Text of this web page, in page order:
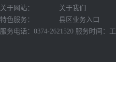
关于网站： 关于我们
特色服务：
县区业务入口
服务电话：0374-2621520 服务时间：